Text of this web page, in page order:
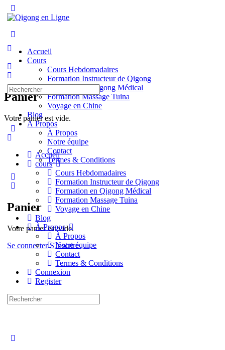
Side
Accueil
Cours
Cours Hebdomadaires
Formation Instructeur de Qigong
Formation en Qigong Médical
Formation Massage Tuina
Voyage en Chine
Blog
À Propos
À Propos
Notre équipe
Contact
Termes & Conditions
Panier
Votre panier est vide.
Se connecter S'inscrire
Panier
Votre panier est vide.
Recherche
pour:
Accueil
cours
Cours Hebdomadaires
Formation Instructeur de Qigong
Formation en Qigong Médical
Formation Massage Tuina
Voyage en Chine
Blog
À Propos
À Propos
Notre équipe
Contact
Termes & Conditions
Connexion
Register
Recherche
pour: